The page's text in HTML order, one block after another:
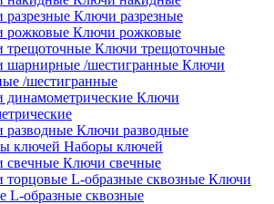
Ключи разрезные
Ключи рожковые
Ключи трещоточные
Ключи
/шестигранные
Ключи
Ключи разводные
Наборы ключей
Ключи свечные
Ключи
L-образные сквозные